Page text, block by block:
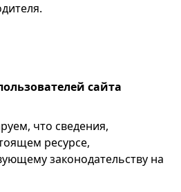
сайта
что сведения,
ресурсе,
законодательству на